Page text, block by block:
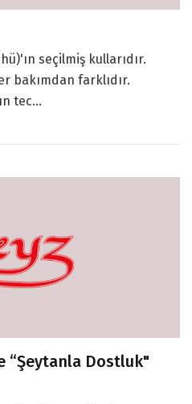
seçilmiş kullarıdır.
bakımdan farklıdır.
tec...
“Şeytanla Dostluk"